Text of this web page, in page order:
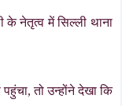
के नेतृत्व में सिल्ली थाना
तो उन्होंने देखा कि